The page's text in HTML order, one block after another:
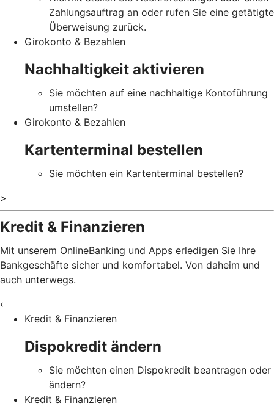
Zahlungsauftrag an oder rufen Sie eine getätigte
Überweisung zurück.
Girokonto & Bezahlen
Nachhaltigkeit aktivieren
Sie möchten auf eine nachhaltige Kontoführung
umstellen?
Girokonto & Bezahlen
Kartenterminal bestellen
Sie möchten ein Kartenterminal bestellen?
>
Kredit & Finanzieren
Mit unserem OnlineBanking und Apps erledigen Sie Ihre
Bankgeschäfte sicher und komfortabel. Von daheim und
auch unterwegs.
‹
Kredit & Finanzieren
Dispokredit ändern
Sie möchten einen Dispokredit beantragen oder
ändern?
Kredit & Finanzieren